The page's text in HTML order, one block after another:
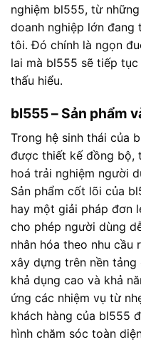
nghiệm bl555, từ
doanh nghiệp lớn đang
tôi. Đó chính là ngọn
lai mà bl555 sẽ tiếp
thấu hiểu.
bl555 – Sản phẩm
Trong hệ sinh thái của
được thiết kế đồng bộ,
hoá trải nghiệm người
Sản phẩm cốt lõi của
hay một giải pháp đơn
cho phép người dùng
nhân hóa theo nhu cầu
xây dựng trên nền
khả dụng cao và khả
ứng các nhiệm vụ từ
khách hàng của bl555
hình chăm sóc toàn